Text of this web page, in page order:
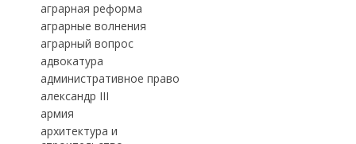
аграрная реформа
аграрные волнения
аграрный вопрос
адвокатура
административное право
александр III
армия
архитектура и